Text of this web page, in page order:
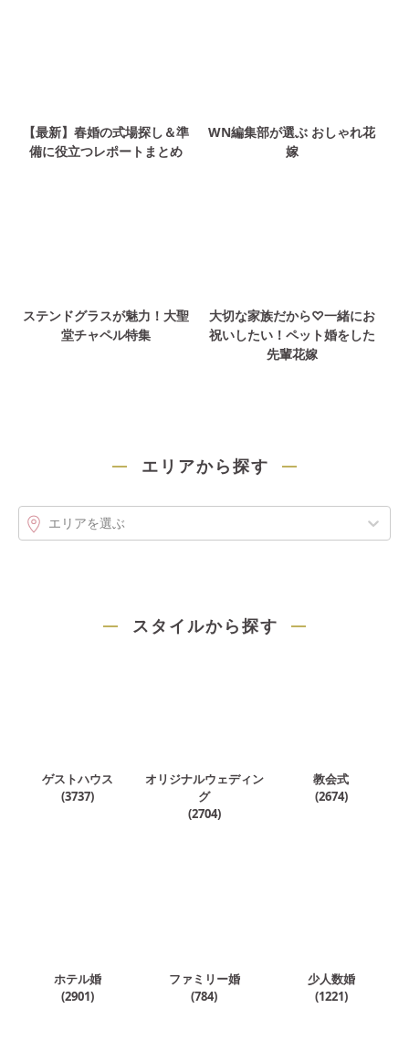
【最新】春婚の式場探し＆準
備に役立つレポートまとめ
WN編集部が選ぶ おしゃれ花
嫁
ステンドグラスが魅力！大聖
堂チャペル特集
大切な家族だから♡一緒にお
祝いしたい！ペット婚をした
先輩花嫁
エリアから探す
エリアを選ぶ
スタイルから探す
ゲストハウス
(3737)
オリジナルウェディン
グ
(2704)
教会式
(2674)
ホテル婚
(2901)
ファミリー婚
(784)
少人数婚
(1221)